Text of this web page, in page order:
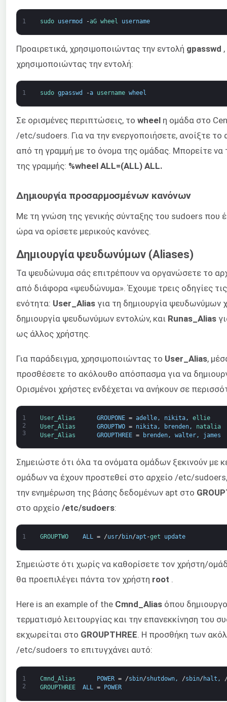
1 sudo usermod -aG wheel username
Προαιρετικά, χρησιμοποιώντας την εντολή gpasswd
χρησιμοποιώντας την εντολή:
1 sudo gpasswd -a username wheel
Σε ορισμένες περιπτώσεις, το wheel η ομάδα στο
/etc/sudoers. Για να την ενεργοποιήσετε, ανοίξτε
από τη γραμμή με το όνομα της ομάδας. Μπορείτε
της γραμμής: %wheel ALL=(ALL) ALL.
Δημιουργία προσαρμοσμένων κανόνων
Με τη γνώση της γενικής σύνταξης του sudoers που
ώρα να ορίσετε μερικούς κανόνες.
Δημιουργία ψευδωνύμων (Aliases)
Τα ψευδώνυμα σάς επιτρέπουν να οργανώσετε το
από διάφορα «ψευδώνυμα». Έχουμε τρεις οδηγίες
ενότητα: User_Alias για τη δημιουργία
δημιουργία ψευδωνύμων εντολών, και Runas_Alias
ως άλλος χρήστης.
Για παράδειγμα, χρησιμοποιώντας το User_Alias,
προσθέσετε το ακόλουθο απόσπασμα για να
Ορισμένοι χρήστες ενδέχεται να ανήκουν σε
1
2
3
User_Alias GROUPONE = adelle, nikita,
ellie
User_Alias GROUPTWO = nikita, brenden,
natalia
User_Alias GROUPTHREE = brenden, walter, james
Σημειώστε ότι όλα τα ονόματα ομάδων ξεκινούν
ομάδων να έχουν προστεθεί στο αρχείο /etc/
την ενημέρωση της βάσης δεδομένων apt στο
στο αρχείο /etc/sudoers:
1 GROUPTWO ALL = /usr/ bin/apt -get update
Σημειώστε ότι χωρίς να καθορίσετε τον χρήστη/
θα προεπιλέγει πάντα τον χρήστη root .
Here is an example of the Cmnd_Alias όπου
τερματισμό λειτουργίας και την επανεκκίνηση του
εκχωρείται στο GROUPTHREE . Η προσθήκη των
/etc/sudoers το επιτυγχάνει αυτό:
1
2
Cmnd_Alias POWER = /sbin/shutdown, /sbin/ halt ,
GROUPTHREE ALL = POWER